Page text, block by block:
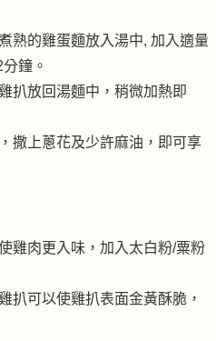
熟的雞蛋麵放入湯中, 加入適量
鐘。
扒放回湯麵中，稍微加熱即
撒上蔥花及少許麻油，即可享
雞肉更入味，加入太白粉/粟粉
扒可以使雞扒表面金黃酥脆，